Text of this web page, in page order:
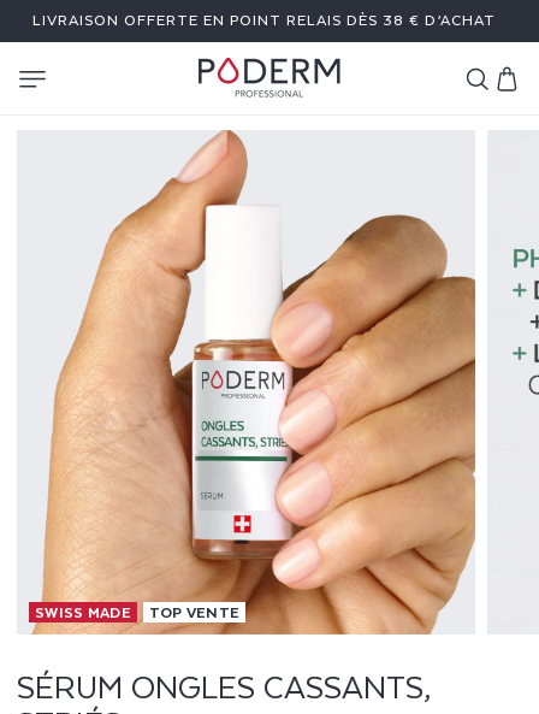
PASSER
AU
LIVRAISON OFFERTE EN POINT RELAIS DÈS 38 € D’ACHAT
Panier
E
S
C
SWISS MADE TOP VENTE
SÉRUM ONGLES CASSANTS,